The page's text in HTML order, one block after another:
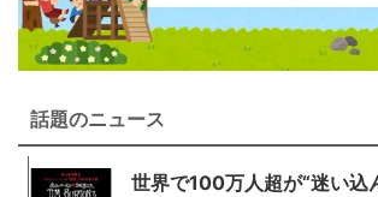
話題のニュース
世界で100万人超が“迷い込